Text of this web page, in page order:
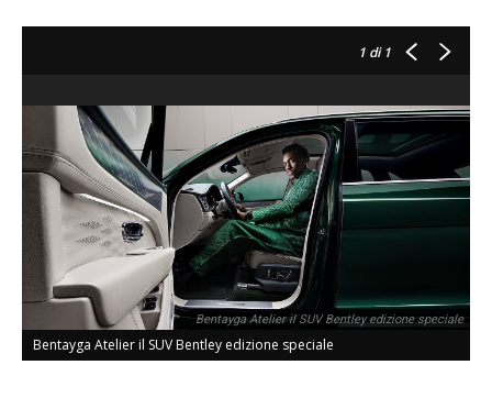
1 di 1
Bentayga Atelier il SUV Bentley edizione speciale
Bentayga Atelier il SUV Bentley edizione speciale